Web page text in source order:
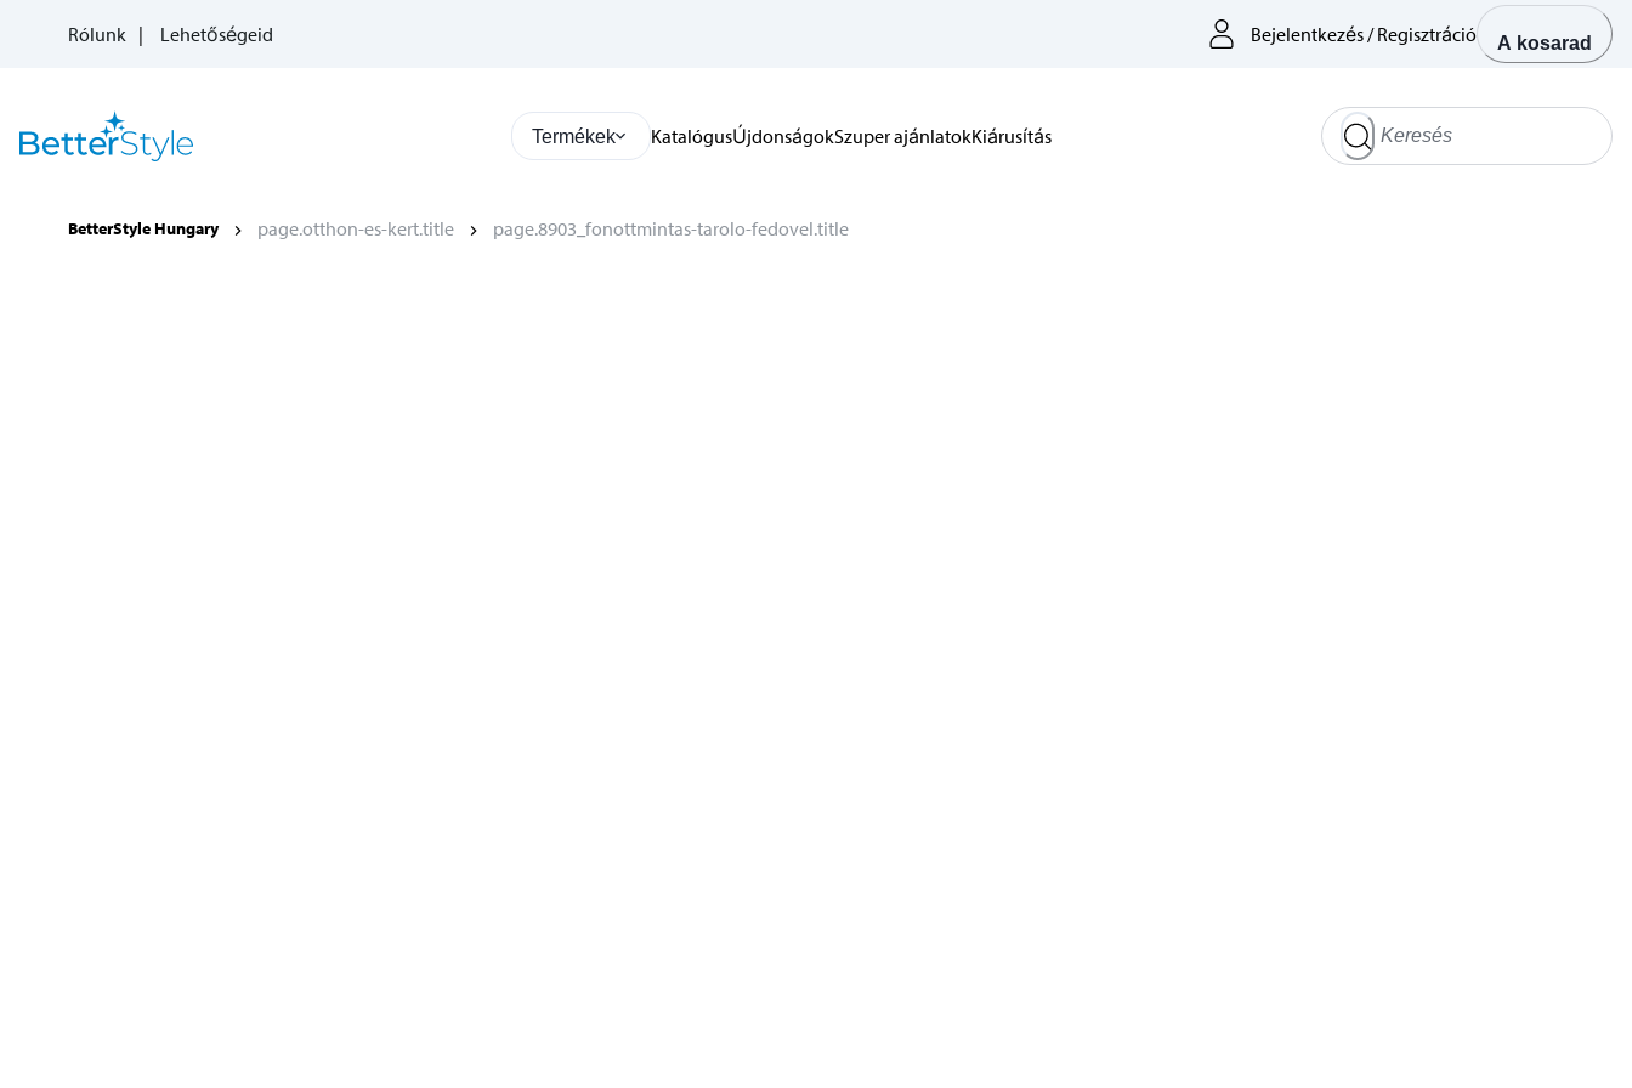
Rólunk Lehetőségeid Bejelentkezés/Regisztráció A kosarad
Termékek KatalógusÚjdonságokSzuper ajánlatokKiárusítás
BetterStyle Hungary page.otthon-es-kert.title page.8903_fonottmintas-tarolo-fedovel.title